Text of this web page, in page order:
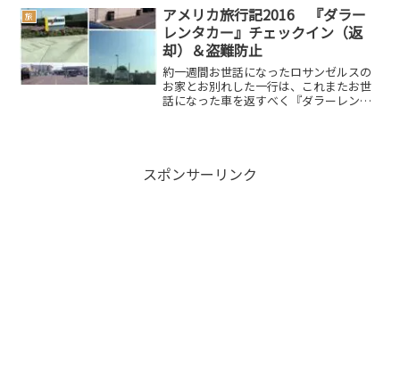
大満足の一行でした後はラスベガスに帰
るだけですで...
旅
アメリカ旅行記2016 『ダラー
レンタカー』チェックイン（返
却）＆盗難防止
約一週間お世話になったロサンゼルスの
お家とお別れした一行は、これまたお世
話になった車を返すべく『ダラーレンタ
スポンサーリンク